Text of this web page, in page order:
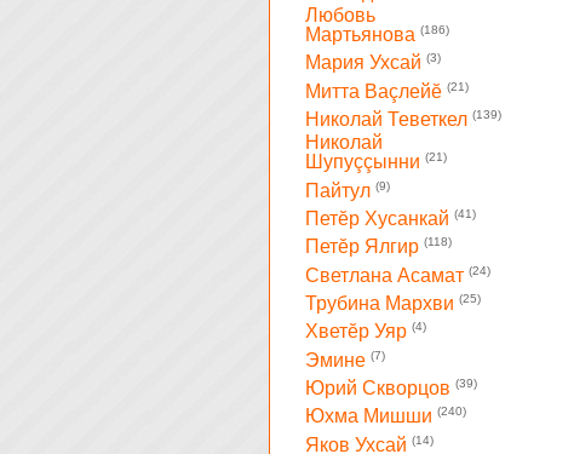
Любовь
Мартьянова (186)
Мария Ухсай (3)
Митта Ваçлейĕ (21)
Николай Теветкел (139)
Николай
Шупуççынни (21)
Пайтул (9)
Петĕр Хусанкай (41)
Петĕр Ялгир (118)
Светлана Асамат (24)
Трубина Мархви (25)
Хветĕр Уяр (4)
Эмине (7)
Юрий Скворцов (39)
Юхма Мишши (240)
Яков Ухсай (14)